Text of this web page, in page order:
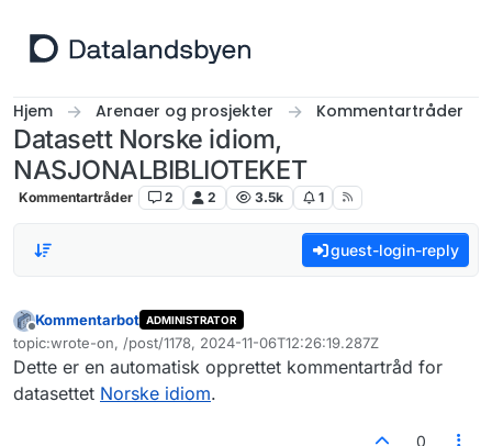
Hjem Arenaer og prosjekter Kommentartråder
Datasett Norske idiom,
NASJONALBIBLIOTEKET
Kommentartråder 2 2 3.5k 1
guest-login-reply
Frakoblet
Kommentarbot ADMINISTRATOR
topic:wrote-on, /post/1178, 2024-11-06T12:26:19.287Z
Sist endret av
Dette er en automatisk opprettet kommentartråd for
datasettet Norske idiom.
0